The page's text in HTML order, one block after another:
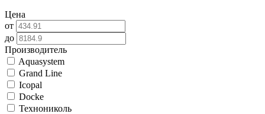
Цена
от
до
Производитель
Aquasystem
Grand Line
Icopal
Docke
Технониколь